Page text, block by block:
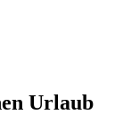
Urlaub